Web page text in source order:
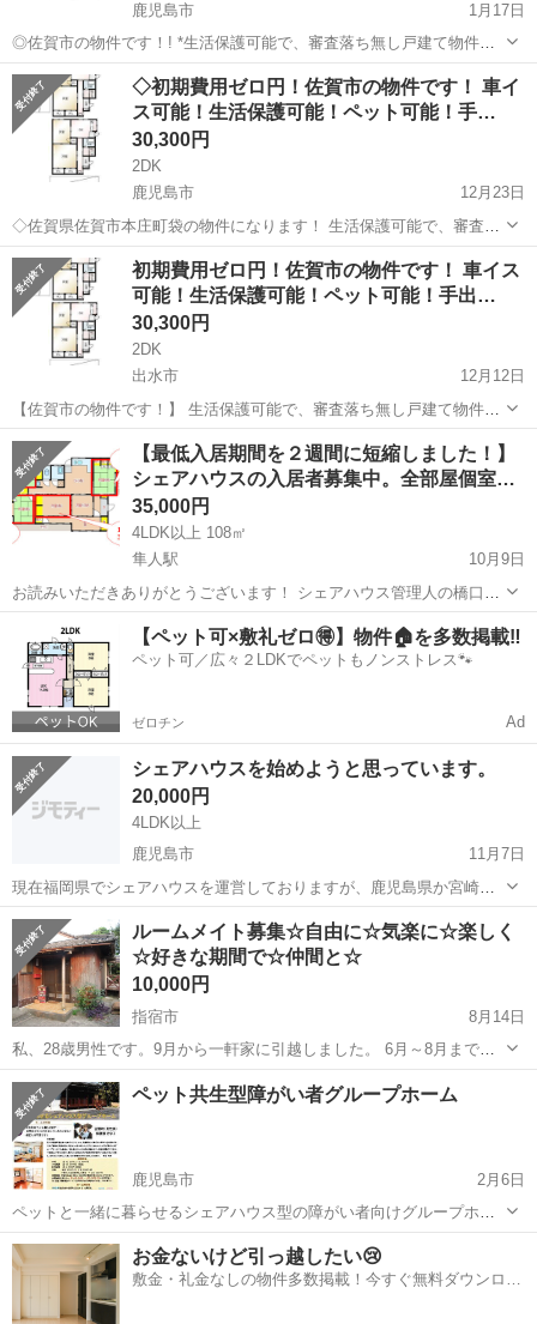
鹿児島市
1月17日
◎佐賀市の物件です！! *生活保護可能で、審査落ち無し戸建て物件で
す！!！ バリアフリーで車イスも可能です！ 世話人常駐！ ご相談もご
ざいましたらお気軽にご問い合わせ下さいませ!
鹿児島 鹿児島市 シェアハウス 物件
◇初期費用ゼロ円！佐賀市の物件です！ 車イ
ス可能！生活保護可能！ペット可能！手…
30,300円
2DK
鹿児島市
12月23日
◇佐賀県佐賀市本庄町袋の物件になります！ 生活保護可能で、審査落
ち無し戸建て物件です！! バリアフリーで車イスも可能です！ 世話人
常駐！ 相談もございましたら気軽にお問い合わせ下さいませ!
鹿児島 鹿児島市 シェアハウス 物件
初期費用ゼロ円！佐賀市の物件です！ 車イス
可能！生活保護可能！ペット可能！手出…
30,300円
2DK
出水市
12月12日
【佐賀市の物件です！】 生活保護可能で、審査落ち無し戸建て物件で
す！ バリアフリーで車イスも可能です！! 世話人常駐！ ご相談ござい
ましたらお気軽にご問い合わせ下さいませ。
鹿児島 シェアハウス 物件
【最低入居期間を２週間に短縮しました！】
シェアハウスの入居者募集中。全部屋個室…
35,000円
4LDK以上 108㎡
隼人駅
10月9日
お読みいただきありがとうございます！ シェアハウス管理人の橋口夏
樹と申します。 本投稿を読んでいただくと、シェアハウスＧＯＪＵＵ
隼人がどんな場所なのかがわかります。 ご覧いただき、内見したい／
話を聞いてみたい／...
鹿児島 隼人駅 シェアハウス 徒歩
【ペット可×敷礼ゼロ🉐】物件🏠を多数掲載‼️
ペット可／広々２LDKでペットもノンストレス🐾
ゼロチン Ad
シェアハウスを始めようと思っています。
20,000円
4LDK以上
鹿児島市
11月7日
現在福岡県でシェアハウスを運営しておりますが、鹿児島県か宮崎県
でもシェアハウスを始めようと思っています。 農業体験やドッグラン
なども併設したいと思っています。 まだ計画段階ですが、もしご興味
ある方がいらっしゃったらご連絡...
鹿児島 鹿児島市 シェアハウス ドッグラン
ルームメイト募集☆自由に☆気楽に☆楽しく
☆好きな期間で☆仲間と☆
10,000円
指宿市
8月14日
私、28歳男性です。9月から一軒家に引越しました。 6月～8月までは
同じ開聞仙田エリアの、友人宅で暮らしてました。 過去に、海外でい
ろんな方達とルームシェアの経験あります。 （インド人，韓国人，オ
ーストラリア人...
鹿児島 指宿市 シェアハウス ルームメイト
ペット共生型障がい者グループホーム
鹿児島市
2月6日
ペットと一緒に暮らせるシェアハウス型の障がい者向けグループホー
ムです☺️ 利用には障害福祉サービスの受給者証が必要です✨ ・親元か
ら独立して生活をしたいとお考えの方 ・親なきあとのことを考え居場
所を探されて...
鹿児島 鹿児島市 シェアハウス グループホーム
お金ないけど引っ越したい😢
敷金・礼金なしの物件多数掲載！今すぐ無料ダウンロー